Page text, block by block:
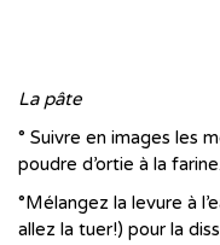
La pâte
° Suivre en images les
poudre d’ortie à la farine.
°Mélangez la levure à
allez la tuer!) pour la